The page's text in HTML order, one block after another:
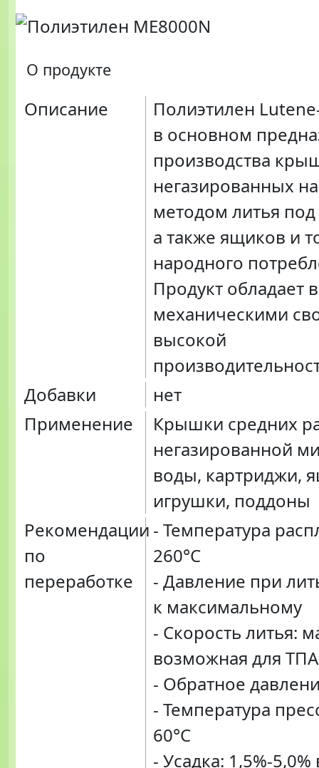
О продукте
Описание
Полиэтилен
в основном
производства
негазированных
методом литья
а также ящиков и
народного
Продукт обладает
механическими
высокой
Добавки
нет
Применение
Крышки средних
негазированной
воды, картриджи,
игрушки, поддоны
Рекомендации
по
переработке
- Температура
260°C
- Давление при
к максимальному
- Скорость литья:
возможная для ТПА
- Обратное
- Температура
60°C
- Усадка: 1,5%-5,0%